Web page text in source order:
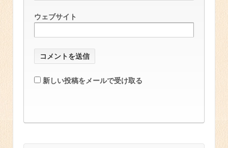
ウェブサイト
新しい投稿をメールで受け取る